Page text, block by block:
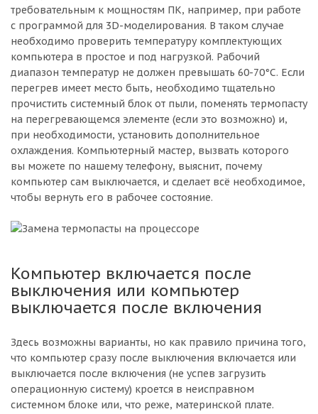
требовательным к мощностям ПК, например, при работе
с программой для 3D-моделирования. В таком случае
необходимо проверить температуру комплектующих
компьютера в простое и под нагрузкой. Рабочий
диапазон температур не должен превышать 60-70°C. Если
перегрев имеет место быть, необходимо тщательно
прочистить системный блок от пыли, поменять термопасту
на перегревающемся элементе (если это возможно) и,
при необходимости, установить дополнительное
охлаждения. Компьютерный мастер, вызвать которого
вы можете по нашему телефону, выяснит, почему
компьютер сам выключается, и сделает всё необходимое,
чтобы вернуть его в рабочее состояние.
Компьютер включается после
выключения или компьютер
выключается после включения
Здесь возможны варианты, но как правило причина того,
что компьютер сразу после выключения включается или
выключается после включения (не успев загрузить
операционную систему) кроется в неисправном
системном блоке или, что реже, материнской плате.